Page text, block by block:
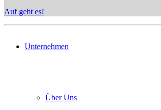
Unternehmen
Über Uns
Auf geht es!